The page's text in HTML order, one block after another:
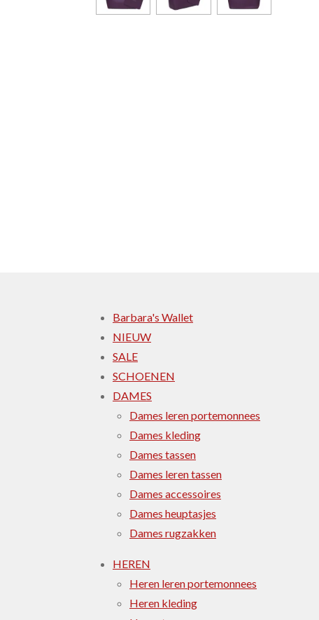
Barbara's Wallet
NIEUW
SALE
SCHOENEN
DAMES
Dames leren portemonnees
Dames kleding
Dames tassen
Dames leren tassen
Dames accessoires
Dames heuptasjes
Dames rugzakken
HEREN
Heren leren portemonnees
Heren kleding